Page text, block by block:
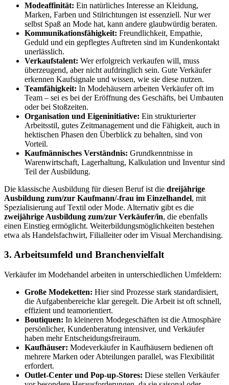
Modeaffinität: Ein natürliches Interesse an Kleidung,
Marken, Farben und Stilrichtungen ist essenziell. Nur wer
selbst Spaß an Mode hat, kann andere glaubwürdig beraten.
Kommunikationsfähigkeit: Freundlichkeit, Empathie,
Geduld und ein gepflegtes Auftreten sind im Kundenkontakt
unerlässlich.
Verkaufstalent: Wer erfolgreich verkaufen will, muss
überzeugend, aber nicht aufdringlich sein. Gute Verkäufer
erkennen Kaufsignale und wissen, wie sie diese nutzen.
Teamfähigkeit: In Modehäusern arbeiten Verkäufer oft im
Team – sei es bei der Eröffnung des Geschäfts, bei Umbauten
oder bei Stoßzeiten.
Organisation und Eigeninitiative: Ein strukturierter
Arbeitsstil, gutes Zeitmanagement und die Fähigkeit, auch in
hektischen Phasen den Überblick zu behalten, sind von
Vorteil.
Kaufmännisches Verständnis: Grundkenntnisse in
Warenwirtschaft, Lagerhaltung, Kalkulation und Inventur sind
Teil der Ausbildung.
Die klassische Ausbildung für diesen Beruf ist die dreijährige
Ausbildung zum/zur Kaufmann/-frau im Einzelhandel, mit
Spezialisierung auf Textil oder Mode. Alternativ gibt es die
zweijährige Ausbildung zum/zur Verkäufer/in, die ebenfalls
einen Einstieg ermöglicht. Weiterbildungsmöglichkeiten bestehen
etwa als Handelsfachwirt, Filialleiter oder im Visual Merchandising.
3. Arbeitsumfeld und Branchenvielfalt
Verkäufer im Modehandel arbeiten in unterschiedlichen Umfeldern:
Große Modeketten: Hier sind Prozesse stark standardisiert,
die Aufgabenbereiche klar geregelt. Die Arbeit ist oft schnell,
effizient und teamorientiert.
Boutiquen: In kleineren Modegeschäften ist die Atmosphäre
persönlicher, Kundenberatung intensiver, und Verkäufer
haben mehr Entscheidungsfreiraum.
Kaufhäuser: Modeverkäufer in Kaufhäusern bedienen oft
mehrere Marken oder Abteilungen parallel, was Flexibilität
erfordert.
Outlet-Center und Pop-up-Stores: Diese stellen Verkäufer